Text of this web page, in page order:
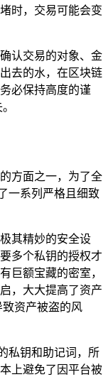
时，交易可能会变
认交易的对象、金
去的水，在区块链
必保持高度的谨
方面之一，为了全
一系列严格且细致
其精妙的安全设
多个私钥的授权才
巨额宝藏的密室，
，大大提高了资产
资产被盗的风
私钥和助记词，所
上避免了因平台被